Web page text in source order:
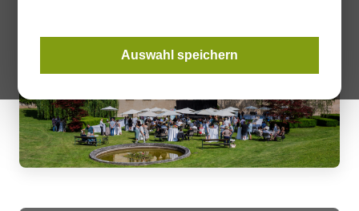
Auswahl speichern